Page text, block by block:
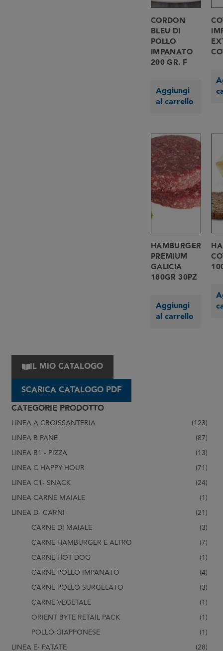
IL MIO CATALOGO
SCARICA CATALOGO PDF
CATEGORIE PRODOTTO
LINEA A CROISSANTERIA
(123)
LINEA B PANE
(87)
LINEA B1 - PIZZA
(13)
LINEA C HAPPY HOUR
(71)
LINEA C1- SNACK
(24)
LINEA CARNE MAIALE
(1)
LINEA D- CARNI
(21)
CARNE DI MAIALE
(3)
CARNE HAMBURGER E ALTRO
(7)
CARNE HOT DOG
(1)
CARNE POLLO IMPANATO
(4)
CARNE POLLO SURGELATO
(3)
CARNE VEGETALE
(1)
ORIENT BYTE RETAIL PACK
(1)
POLLO GIAPPONESE
(1)
LINEA E- PATATE
(28)
CORDON
BLEU DI
POLLO
IMPANATO
200 GR. F
Aggiungi
al carrello
HAMBURGER
PREMIUM
GALICIA
180GR 30PZ
Aggiungi
al carrello